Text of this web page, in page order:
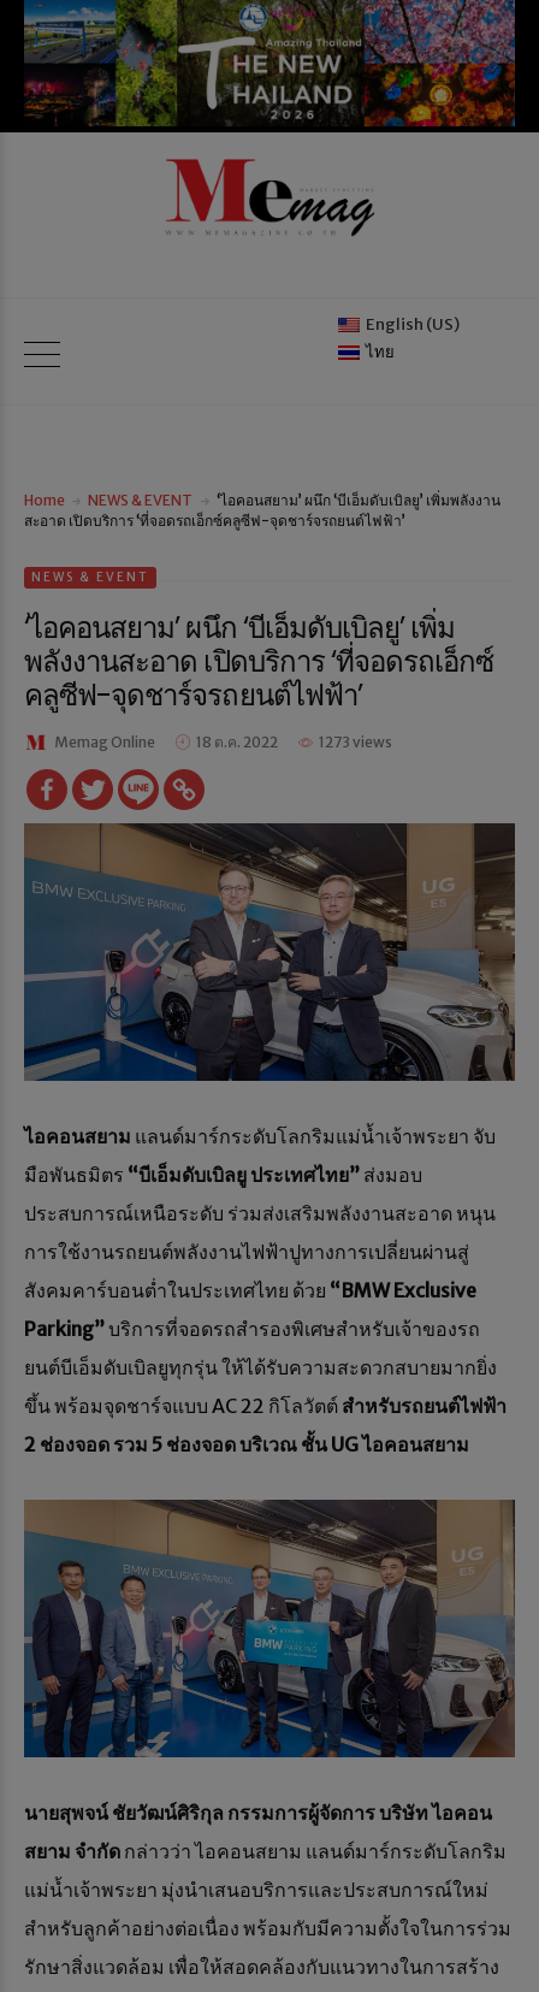
English (US)
ไทย
Home NEWS & EVENT
‘ไอคอนสยาม’ ผนึก ‘บีเอ็มดับเบิลยู’ เพิ่มพลังงาน
สะอาด เปิดบริการ ‘ที่จอดรถเอ็กซ์คลูซีฟ-จุดชาร์จรถยนต์ไฟฟ้า’
NEWS & EVENT
‘ไอคอนสยาม’ ผนึก ‘บีเอ็มดับเบิลยู’ เพิ่ม
พลังงานสะอาด เปิดบริการ ‘ที่จอดรถเอ็กซ์
คลูซีฟ-จุดชาร์จรถยนต์ไฟฟ้า’
Memag Online 18 ต.ค. 2022 1273 views
ไอคอนสยาม แลนด์มาร์กระดับโลกริมแม่น้ำเจ้าพระยา จับ
มือพันธมิตร “บีเอ็มดับเบิลยู ประเทศไทย” ส่งมอบ
ประสบการณ์เหนือระดับ ร่วมส่งเสริมพลังงานสะอาด หนุน
การใช้งานรถยนต์พลังงานไฟฟ้าปูทางการเปลี่ยนผ่านสู่
สังคมคาร์บอนต่ำในประเทศไทย ด้วย “BMW Exclusive
Parking”บริการที่จอดรถสำรองพิเศษสำหรับเจ้าของรถ
ยนต์บีเอ็มดับเบิลยูทุกรุ่น ให้ได้รับความสะดวกสบายมากยิ่ง
ขึ้น พร้อมจุดชาร์จแบบ AC 22 กิโลวัตต์ สำหรับรถยนต์ไฟฟ้า
2 ช่องจอด รวม 5 ช่องจอด บริเวณ ชั้น UG ไอคอนสยาม
นายสุพจน์ ชัยวัฒน์ศิริกุล กรรมการผู้จัดการ บริษัท ไอคอน
สยาม จำกัด กล่าวว่า ไอคอนสยาม แลนด์มาร์กระดับโลกริม
แม่น้ำเจ้าพระยา มุ่งนำเสนอบริการและประสบการณ์ใหม่
สำหรับลูกค้าอย่างต่อเนื่อง พร้อมกับมีความตั้งใจในการร่วม
รักษาสิ่งแวดล้อม เพื่อให้สอดคล้องกับแนวทางในการสร้าง